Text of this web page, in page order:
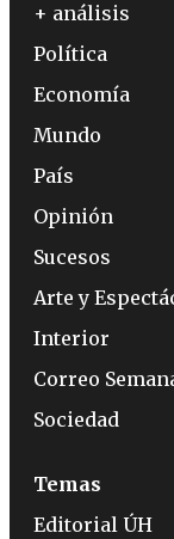
+ análisis
Política
Economía
Mundo
País
Opinión
Sucesos
Arte y
Interior
Correo
Sociedad
Temas
Editorial ÚH